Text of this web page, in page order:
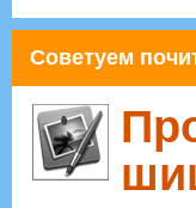
Советуем